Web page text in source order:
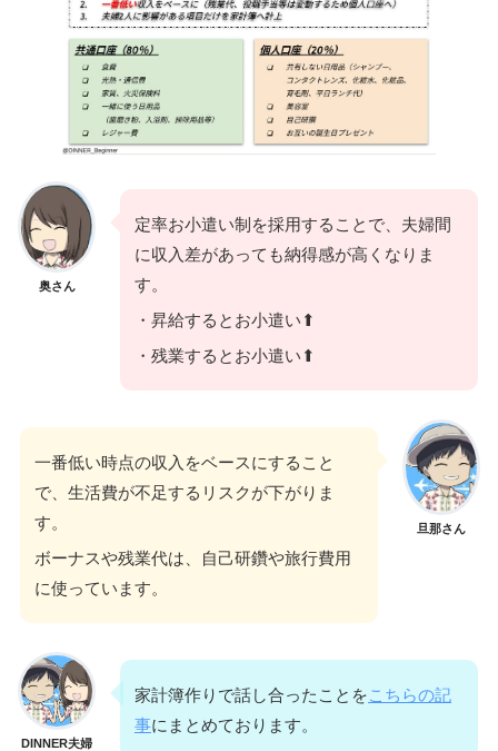
奥さん
定率お小遣い制を採用することで、夫婦間
に収入差があっても納得感が高くなりま
す。
・昇給するとお小遣い⬆
・残業するとお小遣い⬆
旦那さん
一番低い時点の収入をベースにすること
で、生活費が不足するリスクが下がりま
す。
ボーナスや残業代は、自己研鑽や旅行費用
に使っています。
DINNER夫婦
家計簿作りで話し合ったことをこちらの記
事にまとめております。